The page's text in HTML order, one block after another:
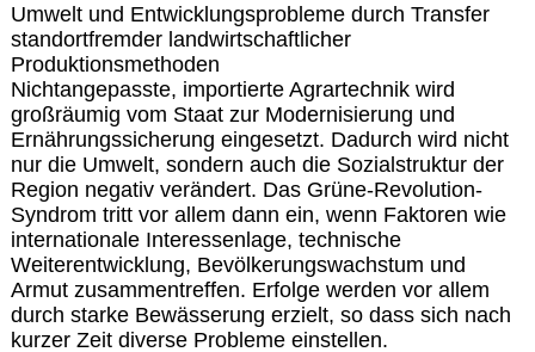
Umwelt und Entwicklungsprobleme durch Transfer
standortfremder landwirtschaftlicher
Produktionsmethoden
Nichtangepasste, importierte Agrartechnik wird
großräumig vom Staat zur Modernisierung und
Ernährungssicherung eingesetzt. Dadurch wird nicht
nur die Umwelt, sondern auch die Sozialstruktur der
Region negativ verändert. Das Grüne-Revolution-
Syndrom tritt vor allem dann ein, wenn Faktoren wie
internationale Interessenlage, technische
Weiterentwicklung, Bevölkerungswachstum und
Armut zusammentreffen. Erfolge werden vor allem
durch starke Bewässerung erzielt, so dass sich nach
kurzer Zeit diverse Probleme einstellen.